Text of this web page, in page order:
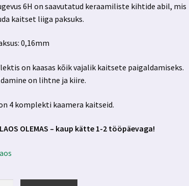
6H on saavutatud keraamiliste kihtide abil, mis
kaitset liiga paksuks.
0,16mm
on kaasas kõik vajalik kaitsete paigaldamiseks.
on lihtne ja kiire.
4 komplekti kaamera kaitseid.
LAOS OLEMAS – kaup kätte 1-2 tööpäevaga!